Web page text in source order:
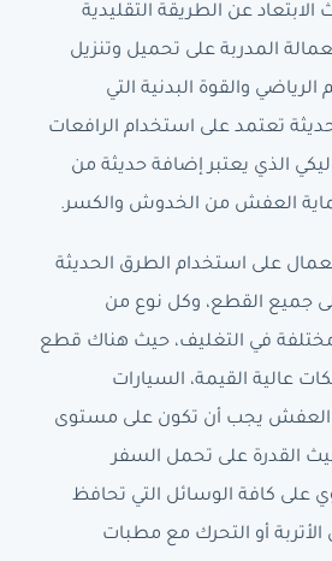
عن الطريقة التقليدية
المدربة على تحميل وتنزيل
والقوة البدنية التي
تعتمد على استخدام الرافعات
الذي يعتبر إضافة حديثة من
العفش من الخدوش والكسر.
على استخدام الطرق الحديثة
جميع القطع، وكل نوع من
في التغليف، حيث هناك قطع
عالية القيمة، السيارات
العفش يجب أن تكون على مستوى
القدرة على تحمل السفر
على كافة الوسائل التي تحافظ
أو التحرك مع مطبات